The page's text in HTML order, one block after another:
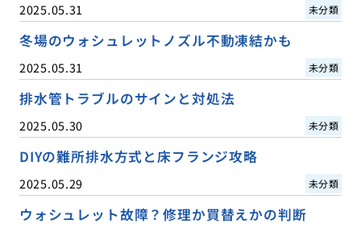
2025.05.31 未分類
冬場のウォシュレットノズル不動凍結かも
2025.05.31 未分類
排水管トラブルのサインと対処法
2025.05.30 未分類
DIYの難所排水方式と床フランジ攻略
2025.05.29 未分類
ウォシュレット故障？修理か買替えかの判断